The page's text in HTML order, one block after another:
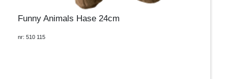
Funny Animals Hase 24cm
nr: 510 115